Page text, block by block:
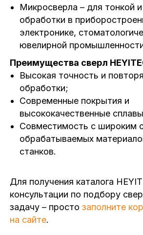
Микросверла – для тонкой
обработки в
электронике,
ювелирной
Преимущества сверл
Высокая точность и
обработки;
Современные покрытия и
высококачественные
Совместимость с широким
обрабатываемых
станков.
Для получения каталога
консультации по подбору
задачу – просто заполните
на сайте.